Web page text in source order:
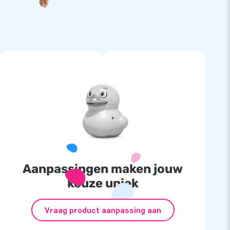
Aanpassingen maken jouw
keuze uniek
Vraag product aanpassing aan